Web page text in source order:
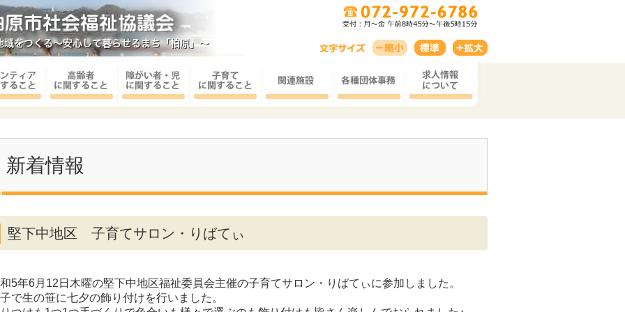
新着情報
堅下中地区 子育てサロン・りばてぃ
5年6月12日木曜の堅下中地区福祉委員会主催の子育てサロン・りばてぃに参加しました。
で生の笹に七夕の飾り付けを行いました。